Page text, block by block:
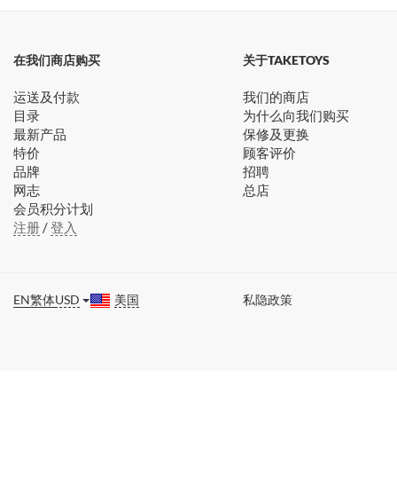
在我们商店购买
运送及付款
目录
最新产品
特价
品牌
网志
会员积分计划
注册/登入
关于TAKETOYS
我们的商店
为什么向我们购买
保修及更换
顾客评价
招聘
总店
EN繁体USD 美国 私隐政策